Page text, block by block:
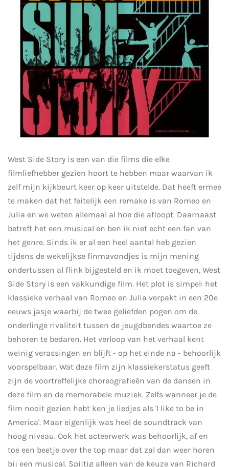
West Side Story is een van die films die elke
filmliefhebber gezien hoort te hebben maar waarvan ik
zelf mijn kijkbeurt keer op keer uitstelde. Dat heeft ermee
te maken dat het feitelijk een remake is van Romeo en
Julia en we weten allemaal al hoe die afloopt. Daarnaast
betreft het een musical en ben ik niet echt een fan van
het genre. Sinds ik er al een heel aantal heb gezien
tijdens de wekelijkse finmavondjes is mijn mening
ondertussen al flink bijgesteld en ik moet toegeven, West
Side Story is een vakkundige film. Het plot is simpel: het
klassieke verhaal van Romeo en Julia verpakt in een 20e
eeuws jasje waarbij de twee geliefden pogen om de
onderlinge rivaliteit tussen de jeugdbendes waartoe ze
behoren te bedaren. Het verloop van het verhaal kent
weinig verassingen en blijft - op het einde na - behoorlijk
voorspelbaar. Wat deze film zijn klassiekerstatus geeft
zijn de voortreffelijke choreografieën van de dansen in
deze film en de memorabele muziek. Zelfs wanneer je de
film nooit gezien hebt ken je liedjes als 'I like to be in
America'. Maar eigenlijk was heel de soundtrack van
hoog niveau. Ook het acteerwerk was behoorlijk, af en
toe een beetje over the top maar dat zal dan weer horen
bij een musical. Spijtig alleen van de keuze van Richard